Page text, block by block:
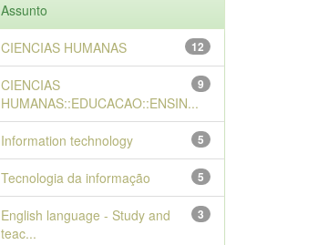
Assunto
12
CIENCIAS HUMANAS
9
CIENCIAS
HUMANAS::EDUCACAO::ENSIN...
5
Information technology
5
Tecnologia da informação
3
English language - Study and
teac...